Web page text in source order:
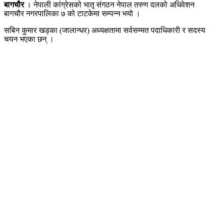
बागचौर। नेपाली कांग्रेसको भातृ संगठन नेपाल तरुण दलको अधिवेशन
बागचौर नगरपालिका ७ को टाटकेमा सम्पन्न भयो ।
सबिन कुमार खड्का (जालान्धर) अध्यक्षतामा सर्वसम्मत पदाधिकारी र सदस्य
चयन भएका छन् ।